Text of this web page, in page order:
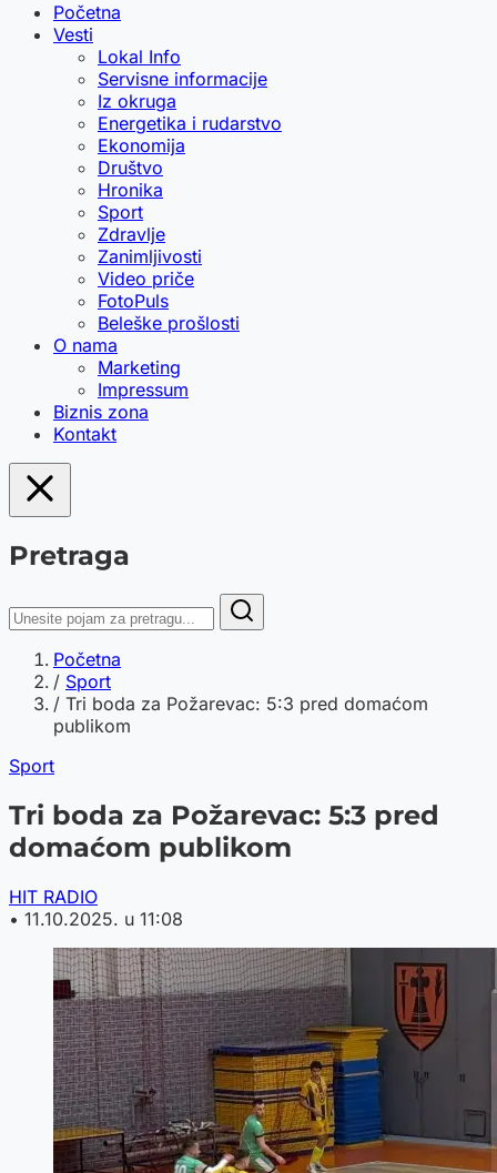
Početna
Vesti
Lokal Info
Servisne informacije
Iz okruga
Energetika i rudarstvo
Ekonomija
Društvo
Hronika
Sport
Zdravlje
Zanimljivosti
Video priče
FotoPuls
Beleške prošlosti
O nama
Marketing
Impressum
Biznis zona
Kontakt
Pretraga
Početna
/ Sport
/ Tri boda za Požarevac: 5:3 pred domaćom
publikom
Sport
Tri boda za Požarevac: 5:3 pred
domaćom publikom
HIT RADIO
• 11.10.2025. u 11:08